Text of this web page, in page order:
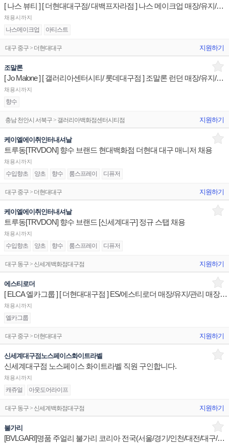
[ 나스 뷰티 ] [ 더현대대구점/ 대백프자라점 ] 나스 메이크업 매장/유지/관리 판매전문직원
채용시까지
나스메이크업 아티스트
대구 중구 > 더현대대구 지원하기
조말론
[ Jo Malone ] [ 갤러리아센터시티/ 롯데대구점 ] 조말론 런던 매장/유지/관리 매장판매사원
채용시까지
향수
충남 천안시 서북구 > 갤러리아백화점센터시티점 지원하기
케이엘에이취인터내셔날
트루동[TRVDON] 향수 브랜드 현대백화점 더현대 대구 매니저 채용
채용시까지
수입향초 양초 향수 룸스프레이 디퓨저
대구 중구 > 더현대대구 지원하기
케이엘에이취인터내셔날
트루동[TRVDON] 향수 브랜드 [신세계대구] 정규 스탭 채용
채용시까지
수입향초 양초 향수 룸스프레이 디퓨저
대구 동구 > 신세계백화점대구점 지원하기
에스티로더
[ ELCA 엘카그룹 ] [ 더현대대구점 ] ES/에스티로더 매장/유지/관리 매장판매사원
채용시까지
엘카그룹
대구 중구 > 더현대대구 지원하기
신세계대구점노스페이스화이트라벨
신세계대구점 노스페이스 화이트라벨 직원 구인합니다.
채용시까지
캐쥬얼 아웃도어라이프
대구 동구 > 신세계백화점대구점 지원하기
불가리
[BVLGARI]명품 주얼리 불가리 코리아 전국(서울/경기/인천/대전/대구/광주/부산) 점장/부점장/판매사원